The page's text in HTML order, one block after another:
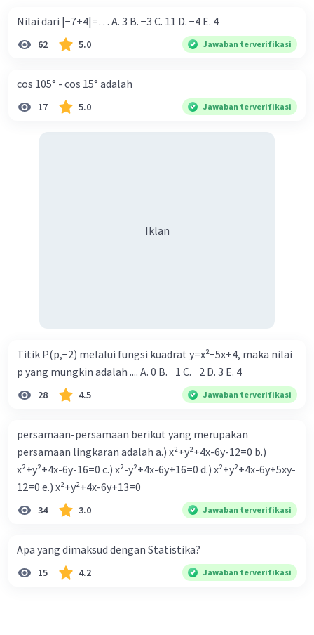
Nilai dari |−7+4|=… A. 3 B. −3 C. 11 D. −4 E. 4
62 5.0 Jawaban terverifikasi
cos 105° - cos 15° adalah
17 5.0 Jawaban terverifikasi
Iklan
Titik P(p,−2) melalui fungsi kuadrat y=x²−5x+4, maka nilai
p yang mungkin adalah .... A. 0 B. −1 C. −2 D. 3 E. 4
28 4.5 Jawaban terverifikasi
persamaan-persamaan berikut yang merupakan
persamaan lingkaran adalah a.) x²+y²+4x-6y-12=0 b.)
x²+y²+4x-6y-16=0 c.) x²-y²+4x-6y+16=0 d.) x²+y²+4x-6y+5xy-
12=0 e.) x²+y²+4x-6y+13=0
34 3.0 Jawaban terverifikasi
Apa yang dimaksud dengan Statistika?
15 4.2 Jawaban terverifikasi